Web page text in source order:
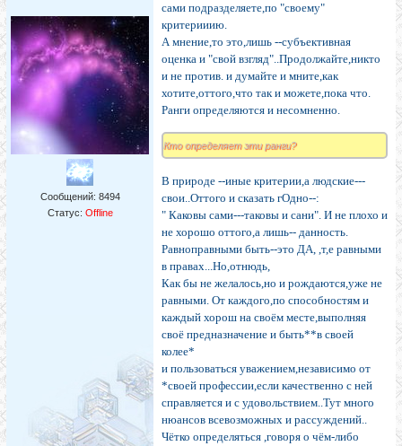
Сообщений: 8494
Статус: Offline
сами подразделяете,по "своему"
критерииию.
А мнение,то это,лишь --субъективная
оценка и "свой взгляд"..Продолжайте,никто
и не против. и думайте и мните,как
хотите,оттого,что так и можете,пока что.
Ранги определяются и несомненно.
Кто определяет эти ранги?
В природе --иные критерии,а людские---
свои..Оттого и сказать гОдно--:
" Каковы сами---таковы и сани". И не плохо и
не хорошо оттого,а лишь-- данность.
Равноправными быть--это ДА, ,т,е равными
в правах...Но,отнюдь,
Как бы не желалось,но и рождаются,уже не
равными. От каждого,по способностям и
каждый хорош на своём месте,выполняя
своё предназначение и быть**в своей
колее*
и пользоваться уважением,независимо от
*своей профессии,если качественно с ней
справляется и с удовольствием..Тут много
нюансов всевозможных и рассуждений..
Чётко определяться ,говоря о чём-либо